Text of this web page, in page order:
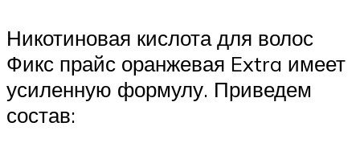
Никотиновая кислота для волос
Фикс прайс оранжевая Extra имеет
усиленную формулу. Приведем
состав: